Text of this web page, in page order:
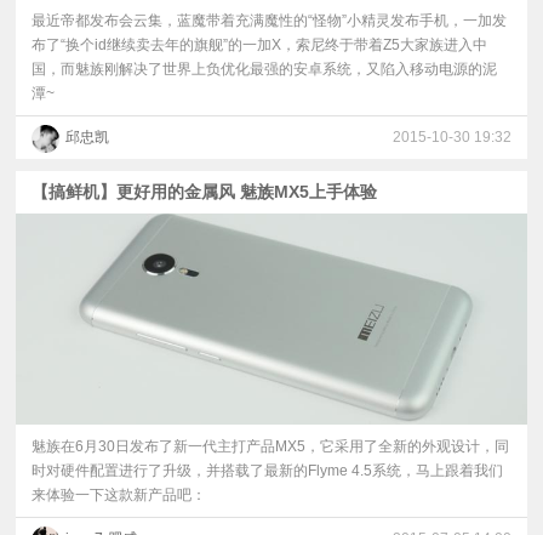
最近帝都发布会云集，蓝魔带着充满魔性的“怪物”小精灵发布手机，一加发
布了“换个id继续卖去年的旗舰”的一加X，索尼终于带着Z5大家族进入中
国，而魅族刚解决了世界上负优化最强的安卓系统，又陷入移动电源的泥
潭~
邱忠凯 2015-10-30 19:32
【搞鲜机】更好用的金属风 魅族MX5上手体验
魅族在6月30日发布了新一代主打产品MX5，它采用了全新的外观设计，同
时对硬件配置进行了升级，并搭载了最新的Flyme 4.5系统，马上跟着我们
来体验一下这款新产品吧：